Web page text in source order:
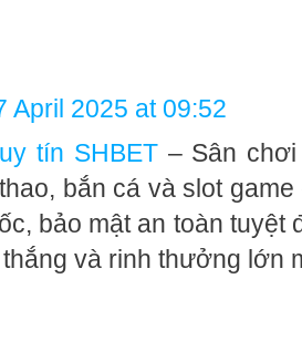
April 2025 at 09:52
tín SHBET– Sân chơi
bắn cá và slot
bảo mật an toàn tuyệt
và rinh thưởng lớn